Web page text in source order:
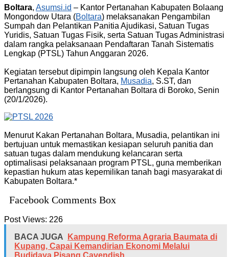
Boltara, Asumsi.id – Kantor Pertanahan Kabupaten Bolaang
Mongondow Utara (Boltara) melaksanakan Pengambilan
Sumpah dan Pelantikan Panitia Ajudikasi, Satuan Tugas
Yuridis, Satuan Tugas Fisik, serta Satuan Tugas Administrasi
dalam rangka pelaksanaan Pendaftaran Tanah Sistematis
Lengkap (PTSL) Tahun Anggaran 2026.
Kegiatan tersebut dipimpin langsung oleh Kepala Kantor
Pertanahan Kabupaten Boltara, Musadia, S.ST, dan
berlangsung di Kantor Pertanahan Boltara di Boroko, Senin
(20/1/2026).
‎Menurut Kakan Pertanahan Boltara, Musadia, pelantikan ini
bertujuan untuk memastikan kesiapan seluruh panitia dan
satuan tugas dalam mendukung kelancaran serta
optimalisasi pelaksanaan program PTSL, guna memberikan
kepastian hukum atas kepemilikan tanah bagi masyarakat di
Kabupaten Boltara.*
Facebook Comments Box
Post Views: 226
BACA JUGA
Kampung Reforma Agraria Baumata di
Kupang, Capai Kemandirian Ekonomi Melalui
Budidaya Pisang Cavendish